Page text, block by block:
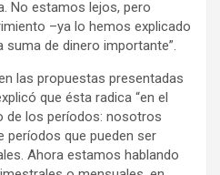
No estamos lejos, pero
–ya lo hemos explicado
de dinero importante”.
las propuestas presentadas
que ésta radica “en el
de los períodos: nosotros
períodos que pueden ser
Ahora estamos hablando